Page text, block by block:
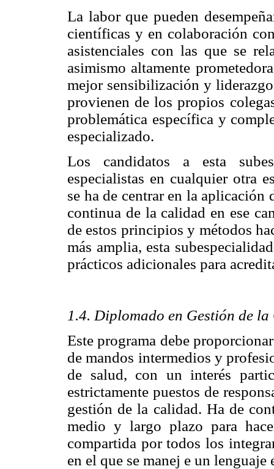
La labor que pueden
científicas y en colaboración
asistenciales con las que se
asimismo altamente
mejor sensibilización y
provienen de los propios
problemática específica y
especializado.
Los candidatos a esta
especialistas en cualquier otra
se ha de centrar en la
continua de la calidad en ese
de estos principios y métodos
más amplia, esta
prácticos adicionales para
1.4. Diplomado en Gestión de
Este programa debe
de mandos intermedios y
de salud, con un interés
estrictamente puestos de
gestión de la calidad. Ha de
medio y largo plazo para
compartida por todos los
en el que se manej e un